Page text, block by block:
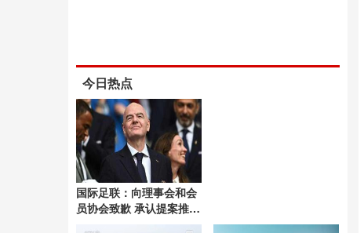
今日热点
国际足联：向理事会和会
员协会致歉 承认提案推进